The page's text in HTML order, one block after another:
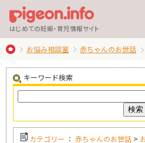
はじめての妊娠・育児情報サイト
お悩み相談室 赤ちゃんのお世話
キーワード検索
カテゴリー ： 赤ちゃんのお世話 >